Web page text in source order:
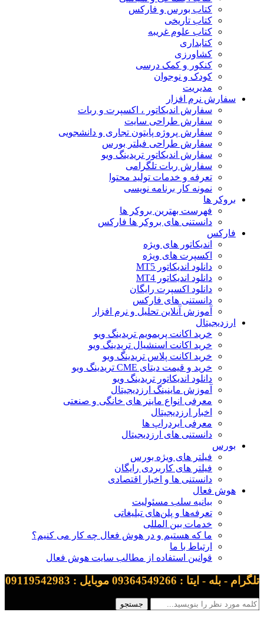
کتاب بورس و فارکس
کتاب تاریخی
کتاب علوم غریبه
کتابداری
کشاورزی
کنکور و کمک‌ درسی
کودک و نوجوان
نرم افزار
سفارش اندیکاتور ، اکسپرت و ربات
سفارش طراحی سایت
سفارش پروژه پایتون تجاری و دانشجویی
سفارش طراحی فیلتر بورس
سفارش اندیکاتور تریدینگ ویو
سفارش ربات تلگرامی
تعرفه و خدمات تولید محتوا
نمونه کار برنامه نویسی
ها
فهرست بهترین بروکر ها
دانستنی های بروکر ها فارکس
اندیکاتور های ویژه
اکسپرت های ویژه
دانلود اندیکاتور MT5
دانلود اندیکاتور MT4
دانلود اکسپرت رایگان
دانستنی های فارکس
آموزش آنلاین تحلیل و نرم افزار
خرید اکانت پریمویم تریدینگ ویو
خرید اکانت اسنشیال تریدینگ ویو
خرید اکانت پلاس تریدینگ ویو
خرید و قیمت دیتای CME تریدینگ ویو
دانلود اندیکاتور تریدینگ ویو
آموزش ماینینگ ارزدیجیتال
معرفی انواع ماینر های خانگی و صنعتی
اخبار ارزدیجیتال
معرفی ایردراپ ها
دانستنی های ارزدیجیتال
فیلتر های ویژه بورس
فیلتر های کاربردی رایگان
دانستنی ها و اخبار اقتصادی
فعال
بیانیه سلب مسئولیت
تعرفه‌ها و پلن‌های تبلیغاتی
خدمات بین المللی
ما که هستیم و در هوش فعال چه کار می کنیم؟
ارتباط با ما
قوانین استفاده از مطالب سایت هوش فعال
موبایل : 09119542983